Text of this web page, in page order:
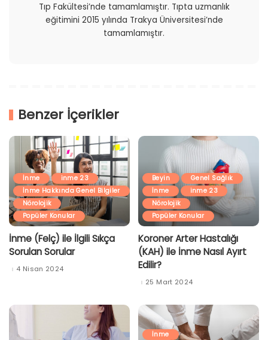
Tıp Fakültesi’nde tamamlamıştır. Tıpta uzmanlık
eğitimini 2015 yılında Trakya Üniversitesi’nde
tamamlamıştır.
Benzer İçerikler
İnme
inme 23
İnme Hakkında Genel Bilgiler
Nörolojik
Popüler Konular
İnme (Felç) ile İlgili Sıkça
Sorulan Sorular
4 Nisan 2024
Beyin
Genel Sağlık
İnme
inme 23
Nörolojik
Popüler Konular
Koroner Arter Hastalığı
(KAH) ile İnme Nasıl Ayırt
Edilir?
25 Mart 2024
İnme